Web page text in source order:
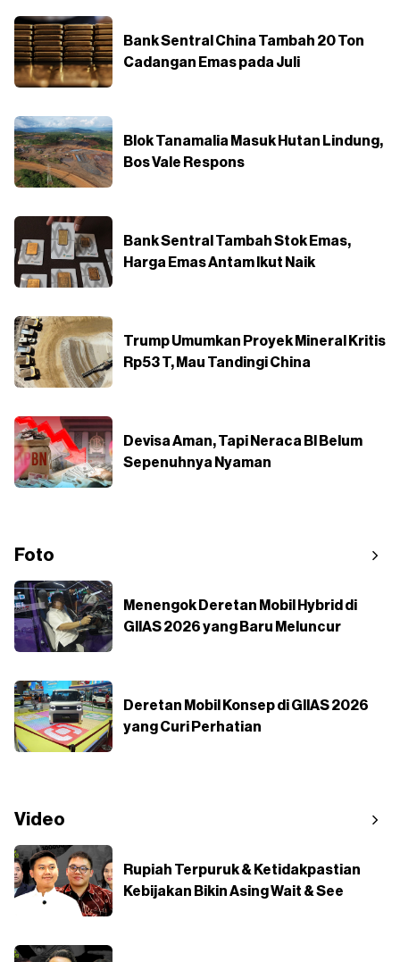
Bank Sentral China Tambah 20 Ton
Cadangan Emas pada Juli
Blok Tanamalia Masuk Hutan Lindung,
Bos Vale Respons
Bank Sentral Tambah Stok Emas,
Harga Emas Antam Ikut Naik
Trump Umumkan Proyek Mineral Kritis
Rp53 T, Mau Tandingi China
Devisa Aman, Tapi Neraca BI Belum
Sepenuhnya Nyaman
Foto
Menengok Deretan Mobil Hybrid di
GIIAS 2026 yang Baru Meluncur
Deretan Mobil Konsep di GIIAS 2026
yang Curi Perhatian
Video
Rupiah Terpuruk & Ketidakpastian
Kebijakan Bikin Asing Wait & See